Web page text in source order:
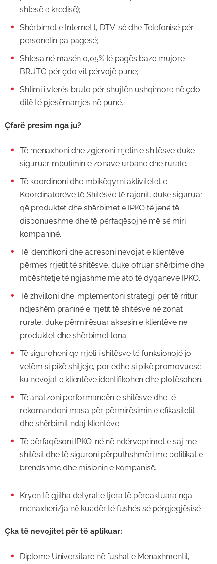
shtesë e kredisë);
Shërbimet e Internetit, DTV-së dhe Telefonisë për
personelin pa pagesë;
Shtesa në masën 0,05% të pagës bazë mujore
BRUTO për çdo vit përvojë pune;
Shtimi i vlerës bruto për shujtën ushqimore në çdo
ditë të pjesëmarrjes në punë.
Çfarë presim nga ju?
Të menaxhoni dhe zgjeroni rrjetin e shitësve duke
siguruar mbulimin e zonave urbane dhe rurale.
Të koordinoni dhe mbikëqyrni aktivitetet e
Koordinatorëve të Shitësve të rajonit, duke siguruar
që produktet dhe shërbimet e IPKO të jenë të
disponueshme dhe të përfaqësojnë më së miri
kompaninë.
Të identifikoni dhe adresoni nevojat e klientëve
përmes rrjetit të shitësve, duke ofruar shërbime dhe
mbështetje të ngjashme me ato të dyqaneve IPKO.
Të zhvilloni dhe implementoni strategji për të rritur
ndjeshëm praninë e rrjetit të shitësve në zonat
rurale, duke përmirësuar aksesin e klientëve në
produktet dhe shërbimet tona.
Të siguroheni që rrjeti i shitësve të funksionojë jo
vetëm si pikë shitjeje, por edhe si pikë promovuese
ku nevojat e klientëve identifikohen dhe plotësohen.
Të analizoni performancën e shitësve dhe të
rekomandoni masa për përmirësimin e efikasitetit
dhe shërbimit ndaj klientëve.
Të përfaqësoni IPKO-në në ndërveprimet e saj me
shitësit dhe të siguroni përputhshmëri me politikat e
brendshme dhe misionin e kompanisë.
Kryen të gjitha detyrat e tjera të përcaktuara nga
menaxheri/ja në kuadër të fushës së përgjegjësisë.
Çka të nevojitet për të aplikuar:
Diplome Universitare në fushat e Menaxhmentit,